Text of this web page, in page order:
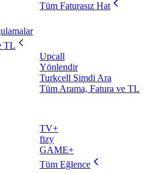
Tüm Faturasız Hat
TL
Upcall
Yönlendir
Turkcell Şimdi Ara
Tüm Arama, Fatura ve TL
TV+
fizy
GAME+
Tüm Eğlence